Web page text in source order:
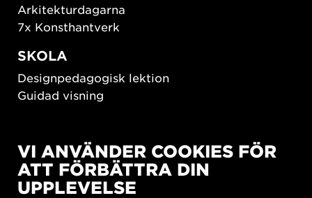
Arkitekturdagarna
7x Konsthantverk
SKOLA
Designpedagogisk lektion
Guidad visning
New European Bauhaus
SUSTAINORDIC
Share Future Living
VI ANVÄNDER COOKIES FÖR
ATT FÖRBÄTTRA DIN
UPPLEVELSE